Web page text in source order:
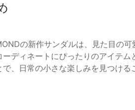
の新作サンダルは、見た目の
ーディネートにぴったりのアイテ
で、日常の小さな楽しみを見つける